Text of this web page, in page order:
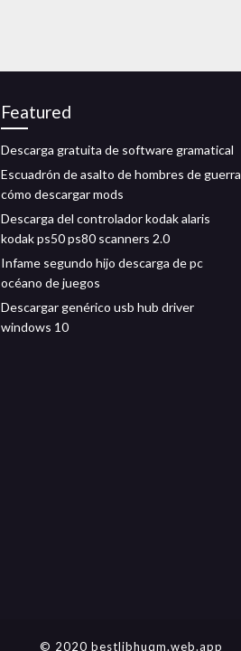
Featured
Descarga gratuita de software gramatical
Escuadrón de asalto de hombres de guerra
cómo descargar mods
Descarga del controlador kodak alaris
kodak ps50 ps80 scanners 2.0
Infame segundo hijo descarga de pc
océano de juegos
Descargar genérico usb hub driver
windows 10
© 2020 bestlibhuqm.web.app